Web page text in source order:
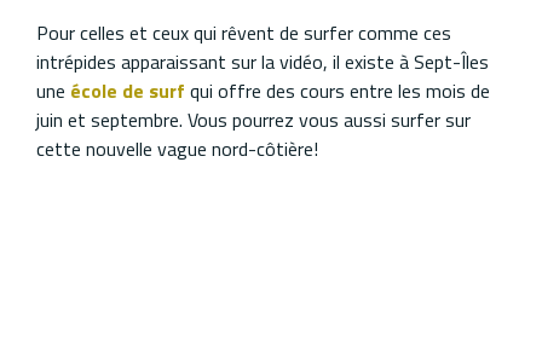
Pour celles et ceux qui rêvent de surfer comme ces
intrépides apparaissant sur la vidéo, il existe à Sept-Îles
une école de surf qui offre des cours entre les mois de
juin et septembre. Vous pourrez vous aussi surfer sur
cette nouvelle vague nord-côtière!